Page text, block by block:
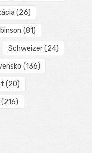
(26)
(81)
Schweizer(24)
(136)
(20)